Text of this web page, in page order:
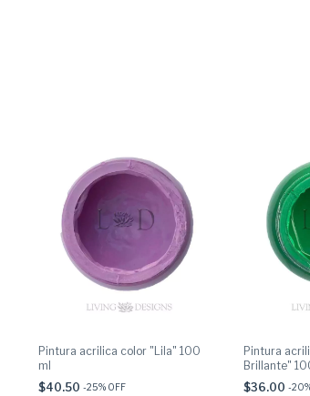
Pintura acrilica color "Lila" 100
ml
$40.50 -25% OFF
Pintura
Brillante"
$36.00 -20